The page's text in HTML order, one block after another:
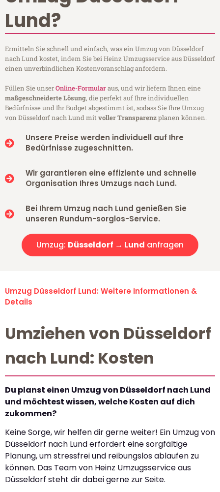
Lund?
Ermitteln Sie schnell und einfach, was ein Umzug von Düsseldorf
nach Lund kostet, indem Sie bei Heinz Umzugsservice aus Düsseldorf
einen unverbindlichen Kostenvoranschlag anfordern.
Füllen Sie unserOnline-Formularaus, und wir liefern Ihnen eine
maßgeschneiderte Lösung, die perfekt auf Ihre individuellen
Bedürfnisse und Ihr Budget abgestimmt ist, sodass Sie Ihre Umzug
von Düsseldorf nach Lund mitvoller Transparenzplanen können.
Unsere Preise werden individuell auf Ihre
Bedürfnisse zugeschnitten.
Wir garantieren eine effiziente und schnelle
Organisation Ihres Umzugs nach Lund.
Bei Ihrem Umzug nach Lund genießen Sie
unseren Rundum-sorglos-Service.
Umzug: Düsseldorf → Lund anfragen
Umzug Düsseldorf Lund: Weitere Informationen &
Details
Umziehen von Düsseldorf
nach Lund: Kosten
Du planst einen Umzug von Düsseldorf nach Lund
und möchtest wissen, welche Kosten auf dich
zukommen?
Keine Sorge, wir helfen dir gerne weiter! Ein Umzug von
Düsseldorf nach Lund erfordert eine sorgfältige
Planung, um stressfrei und reibungslos ablaufen zu
können. Das Team von Heinz Umzugsservice aus
Düsseldorf steht dir dabei gerne zur Seite.